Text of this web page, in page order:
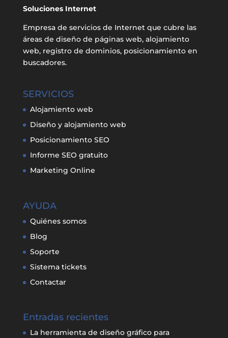
Soluciones Internet
Empresa de servicios de Internet que cubre las
áreas de diseño de páginas web, alojamiento
web, registro de dominios, posicionamiento en
buscadores.
SERVICIOS
Alojamiento web
Diseño y alojamiento web
Posicionamiento SEO
Informe SEO gratuito
Marketing Online
AYUDA
Quiénes somos
Blog
Soporte
Sistema tickets
Contactar
Entradas recientes
La herramienta de diseño gráfico para